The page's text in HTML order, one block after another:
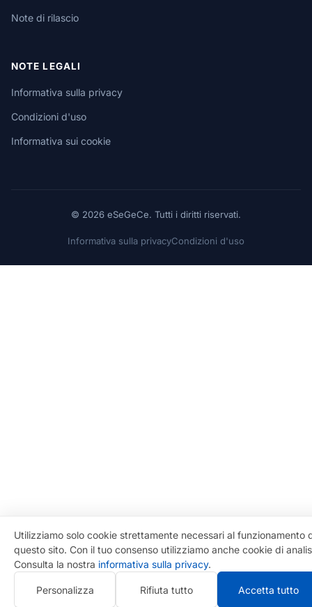
Note di rilascio
NOTE LEGALI
Informativa sulla privacy
Condizioni d'uso
Informativa sui cookie
© 2026 eSeGeCe. Tutti i diritti riservati.
Informativa sulla privacyCondizioni d'uso
Utilizziamo solo cookie strettamente necessari al funzionamento
questo sito. Con il tuo consenso utilizziamo anche cookie di
Consulta la nostra informativa sulla privacy.
Personalizza Rifiuta tutto Accetta tutto